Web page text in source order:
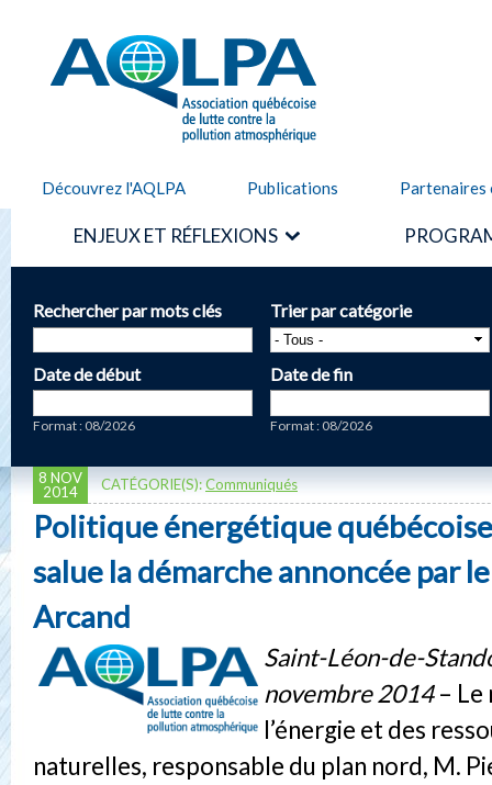
AQLPA
Découvrez l'AQLPA Publications Partenaires
ENJEUX ET RÉFLEXIONS
Rechercher par mots clés Trier par catégorie
Date de début
Format : 08/2026
Date de fin
Format : 08/2026
8 NOV
2014
CATÉGORIE(S):Communiqués
Politique énergétique québécoise
salue la démarche annoncée par
Arcand
Saint-Léon-de-
novembre 2014– Le
l’énergie et des
naturelles, responsable du plan nord, M.